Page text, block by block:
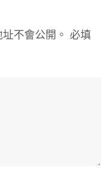
不會公開。 必填